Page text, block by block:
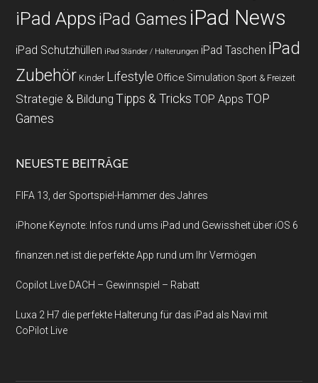
iPad Apps iPad Games iPad News
iPad Schutzhüllen iPad Ständer / Halterungen iPad Taschen iPad
Zubehör Kinder Lifestyle Office Simulation Sport & Freizeit
Strategie & Bildung Tipps & Tricks TOP Apps TOP
Games
NEUESTE BEITRÄGE
FIFA 13, der Sportspiel-Hammer des Jahres
iPhone Keynote: Infos rund ums iPad und Gewissheit über iOS 6
finanzen.net ist die perfekte App rund um Ihr Vermögen
Copilot Live DACH – Gewinnspiel – Rabatt
Luxa 2 H7 die perfekte Halterung für das iPad als Navi mit
CoPilot Live